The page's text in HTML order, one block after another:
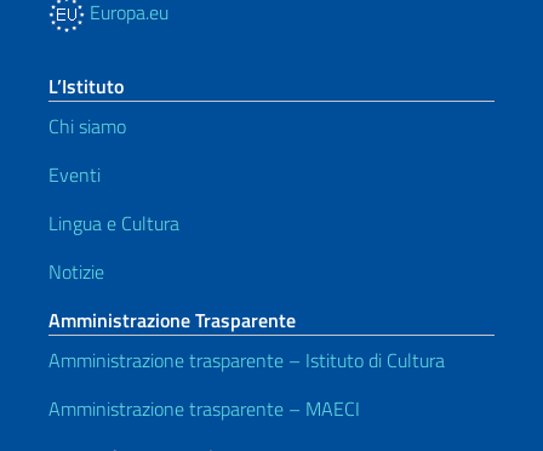
Europa.eu
L’Istituto
Chi siamo
Eventi
Lingua e Cultura
Notizie
Amministrazione Trasparente
Amministrazione trasparente – Istituto di Cultura
Amministrazione trasparente – MAECI